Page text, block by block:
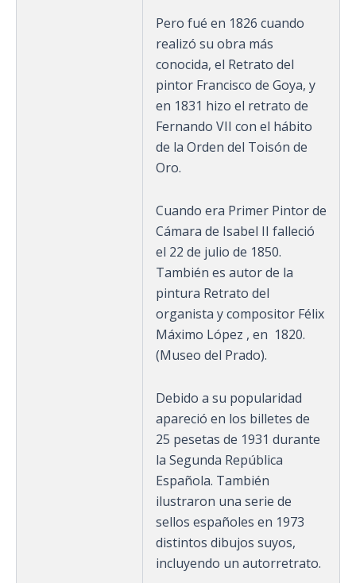
Pero fué en 1826 cuando
realizó su obra más
conocida, el Retrato del
pintor Francisco de Goya, y
en 1831 hizo el retrato de
Fernando VII con el hábito
de la Orden del Toisón de
Oro.
Cuando era Primer Pintor de
Cámara de Isabel II falleció
el 22 de julio de 1850.
También es autor de la
pintura Retrato del
organista y compositor Félix
Máximo López , en 1820.
(Museo del Prado).
Debido a su popularidad
apareció en los billetes de
25 pesetas de 1931 durante
la Segunda República
Española. También
ilustraron una serie de
sellos españoles en 1973
distintos dibujos suyos,
incluyendo un autorretrato.